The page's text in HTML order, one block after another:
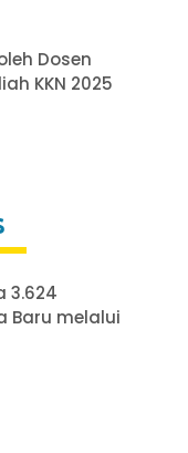
Dosen
KKN 2025
3.624
Baru melalui